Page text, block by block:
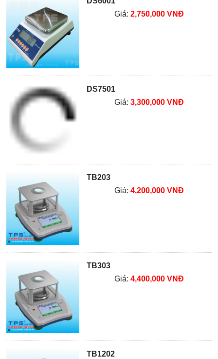
Giá: 2,750,000 VNĐ
DS7501
Giá: 3,300,000 VNĐ
TB203
Giá: 4,200,000 VNĐ
TB303
Giá: 4,400,000 VNĐ
TB1202